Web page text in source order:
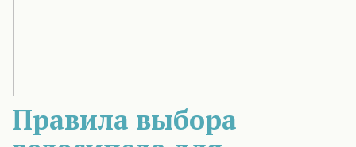
Правила выбора